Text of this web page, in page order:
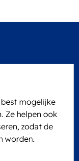
mogelijke
Ze helpen ook
zodat de
worden.